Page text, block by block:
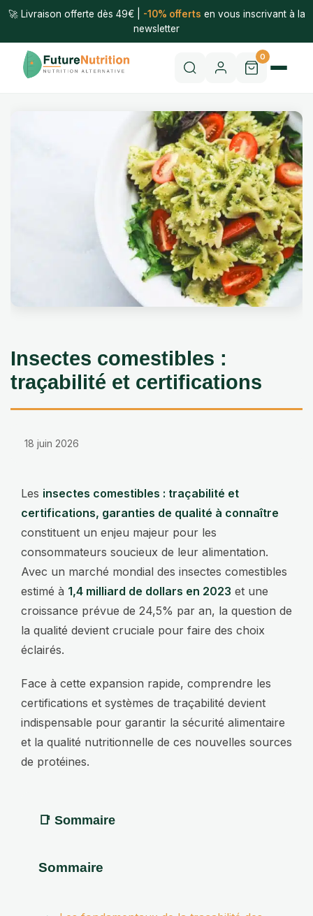
🚀 Livraison offerte dès 49€ | -10% offerts en vous inscrivant à la
newsletter
0
Insectes comestibles :
traçabilité et certifications
18 juin 2026
Les insectes comestibles : traçabilité et
certifications, garanties de qualité à connaître
constituent un enjeu majeur pour les
consommateurs soucieux de leur alimentation.
Avec un marché mondial des insectes comestibles
estimé à 1,4 milliard de dollars en 2023 et une
croissance prévue de 24,5% par an, la question de
la qualité devient cruciale pour faire des choix
éclairés.
Face à cette expansion rapide, comprendre les
certifications et systèmes de traçabilité devient
indispensable pour garantir la sécurité alimentaire
et la qualité nutritionnelle de ces nouvelles sources
de protéines.
Sommaire